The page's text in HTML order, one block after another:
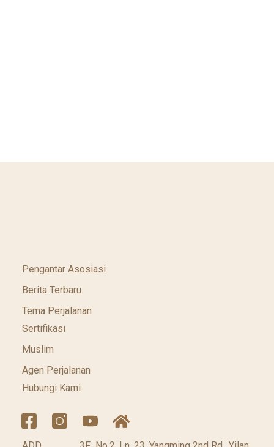
Pengantar Asosiasi
Berita Terbaru
Tema Perjalanan
Sertifikasi
Muslim
Agen Perjalanan
Hubungi Kami